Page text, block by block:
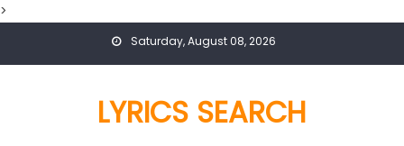
>
Saturday, August 08, 2026
LYRICS SEARCH